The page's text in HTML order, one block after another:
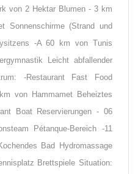
von 2 Hektar Blumen - 3 km
Sonnenschirme (Strand und
-A 60 km von Tunis
Leicht abfallender
-Restaurant Fast Food
von Hammamet Beheiztes
Boat Reservierungen - 06
Pétanque-Bereich -11
Bad Hydromassage
Brettspiele Situation: